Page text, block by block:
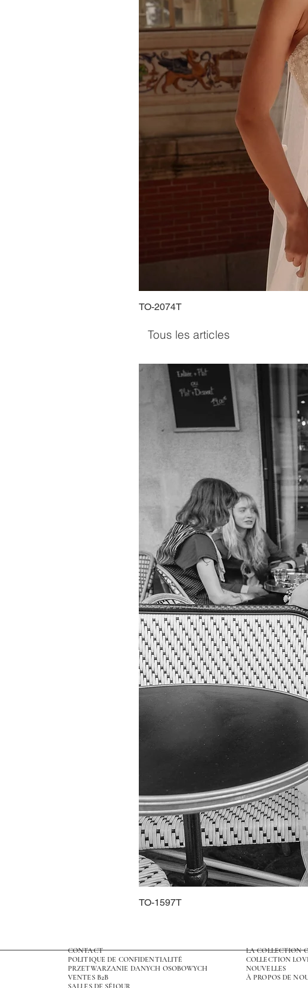
TO-2074T
Tous les articles
TO-1597T
CONTACT
LA COLLECTION
POLITIQUE DE CONFIDENTIALITÉ
COLLECTION
NOUVELLES
PRZETWARZANIE DANYCH OSOBOWYCH
VENTES B2B
À PROPOS DE
SALLES DE SÉJOUR